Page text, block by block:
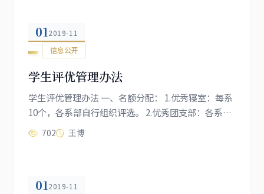
01 2019-11
信息公开
学生评优管理办法
学生评优管理办法 一、名额分配： 1.优秀寝室：每系
10个，各系部自行组织评选。 2.优秀团支部：各系部
班级总数的15% 3.优秀班级干部：各班级人数的5% 4.
702 王博
01 2019-11